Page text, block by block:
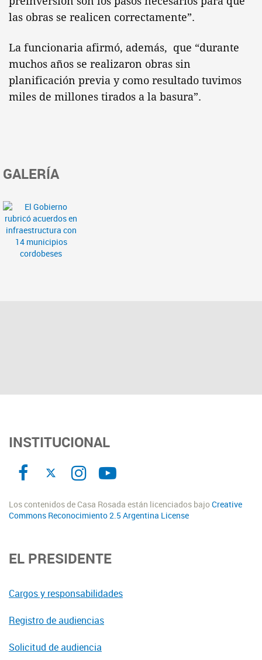
las obras se realicen correctamente”.
La funcionaria afirmó, además, que “durante
muchos años se realizaron obras sin
planificación previa y como resultado tuvimos
miles de millones tirados a la basura”.
GALERÍA
INSTITUCIONAL
Los contenidos de Casa Rosada están licenciados bajoCreative
Commons Reconocimiento 2.5 Argentina License
EL PRESIDENTE
Cargos y responsabilidades
Registro de audiencias
Solicitud de audiencia